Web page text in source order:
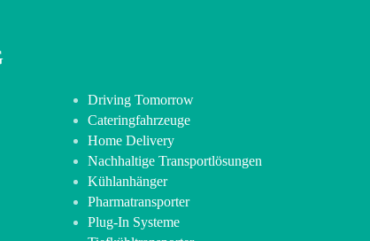
Driving Tomorrow
Cateringfahrzeuge
Home Delivery
Nachhaltige Transportlösungen
Kühlanhänger
Pharmatransporter
Plug-In Systeme